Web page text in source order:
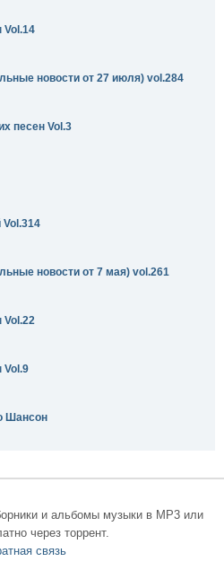
новости от 27 июля) vol.284
песен Vol.3
новости от 7 мая) vol.261
Шансон
и альбомы музыки в MP3 или
через торрент.
связь